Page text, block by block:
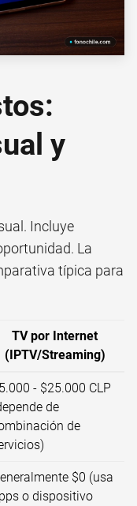
y
Incluye
La
típica para
TV por Internet
(IPTV/Streaming)
- $25.000 CLP
de
de
$0 (usa
o dispositivo